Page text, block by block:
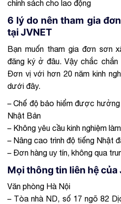
chính sách cho lao động
6 lý do nên tham gia
tại JVNET
Bạn muốn tham gia đơn sơn
đăng ký ở đâu. Vậy chắc chắn
Đơn vị với hơn 20 năm kinh
dưới đây.
– Chế độ bảo hiểm được
Nhật Bản
– Không yêu cầu kinh nghiệm
– Nâng cao trình độ tiếng Nhật
– Đơn hàng uy tín, không qua
Mọi thông tin liên hệ của
Văn phòng Hà Nội
– Tòa nhà ND, số 17 ngõ 82